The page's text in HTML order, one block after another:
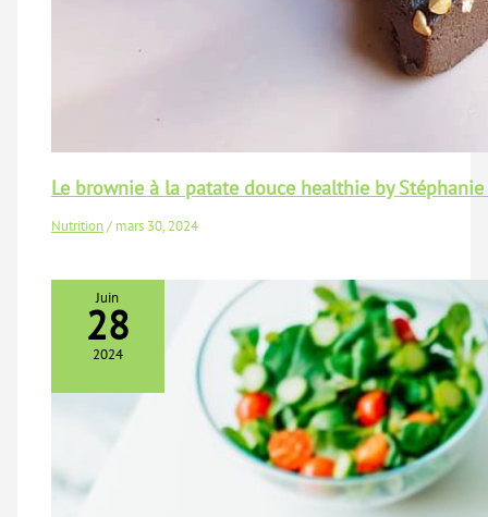
Le brownie à la patate douce healthie by
Nutrition/ mars 30, 2024
Juin
28
2024